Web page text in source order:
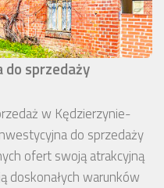
sprzedaży
w Kędzierzynie-
do sprzedaży
ofert swoją atrakcyjną
doskonałych warunków